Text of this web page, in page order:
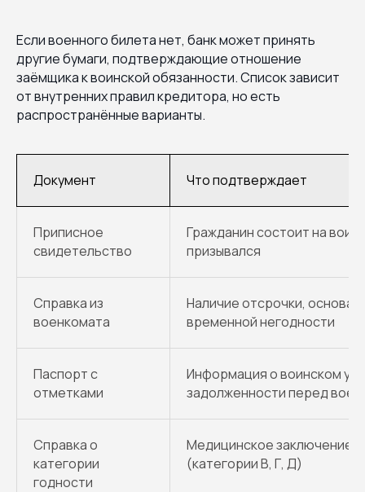
Если военного билета нет, банк может принять
другие бумаги, подтверждающие отношение
заёмщика к воинской обязанности. Список зависит
от внутренних правил кредитора, но есть
распространённые варианты.
Документ Что подтверждает
Приписное
свидетельство
Гражданин состоит на
призывался
Справка из
военкомата
Наличие отсрочки,
временной негодности
Паспорт с
отметками
Информация о воинском
задолженности перед
Справка о
категории
годности
Медицинское заключение
(категории В, Г, Д)